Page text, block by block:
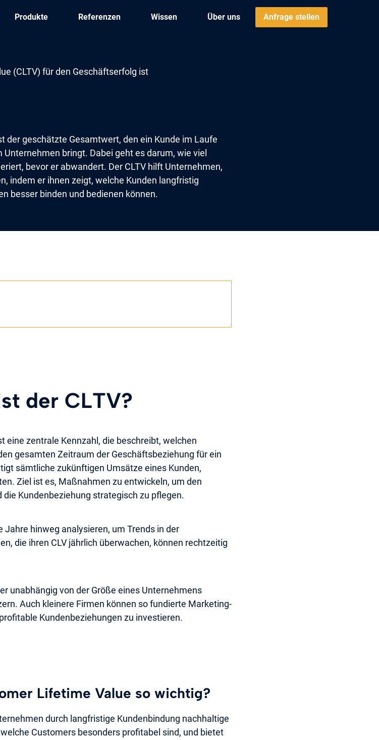
Produkte Referenzen Wissen Über uns Anfrage stellen
(CLTV) für den Geschäftserfolg ist
der geschätzte Gesamtwert, den ein Kunde im Laufe
bringt. Dabei geht es darum, wie viel
bevor er abwandert. Der CLTV hilft Unternehmen,
indem er ihnen zeigt, welche Kunden langfristig
besser binden und bedienen können.
der CLTV?
eine zentrale Kennzahl, die beschreibt, welchen
gesamten Zeitraum der Geschäftsbeziehung für ein
sämtliche zukünftigen Umsätze eines Kunden,
Ziel ist es, Maßnahmen zu entwickeln, um den
Kundenbeziehung strategisch zu pflegen.
Jahre hinweg analysieren, um Trends in der
die ihren CLV jährlich überwachen, können rechtzeitig
unabhängig von der Größe eines Unternehmens
Auch kleinere Firmen können so fundierte Marketing-
Kundenbeziehungen zu investieren.
Lifetime Value so wichtig?
durch langfristige Kundenbindung nachhaltige
Customers besonders profitabel sind, und bietet